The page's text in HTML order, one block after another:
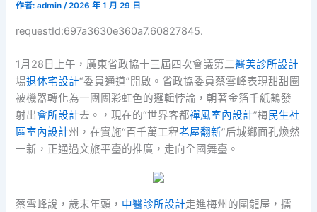
作者:admin/2026 年 1 月 29 日
requestId:697a3630e360a7.60827845.
1月28日上午，廣東省政協十三屆四次會議第二醫美診所設計
場退休宅設計“委員通道”開啟。省政協委員蔡雪峰表現甜甜圈
被機器轉化為一團團彩虹色的邏輯悖論，朝著金箔千紙鶴發
射出會所設計去。，現在的“世界客都禪風室內設計”梅民生社
區室內設計州，在實施“百千萬工程老屋翻新”后城鄉面孔煥然
一新，正通過文旅平臺的推廣，走向全國舞臺。
蔡雪峰說，歲末年頭， 中醫診所設計走進梅州的圍龍屋，擂